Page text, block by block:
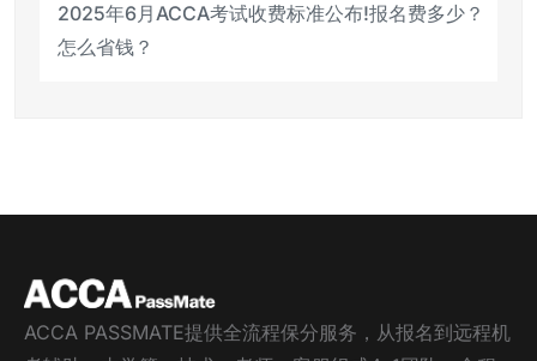
2025年6月ACCA考试收费标准公布!报名费多少？
怎么省钱？
ACCA PASSMATE提供全流程保分服务，从报名到远程机